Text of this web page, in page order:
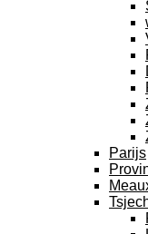
Parijs